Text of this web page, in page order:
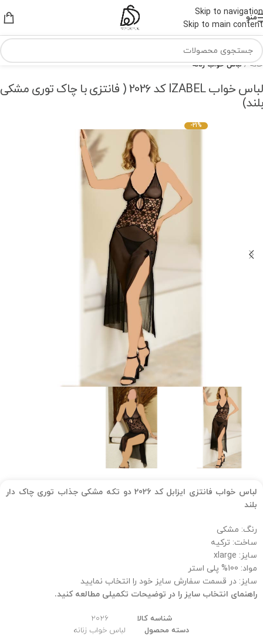
Skip to navigation
Skip to main content
منو
خانه لباس خواب زنانه
لباس خواب IZABEL کد 2026 ( فانتزی با چاک توری مشکی
بلند)
-21%
لباس خواب فانتزی ایزابل کد 2026 دو تکه مشکی جذاب توری چاک دار
بلند
رنگ: مشکی
ساخت: ترکیه
سایز: xlarge
مواد: 100% پلی استر
سایز: در قسمت سفارش سایز خود را انتخاب نمایید
راهنمای انتخاب سایز را در توضیحات تکمیلی مطالعه کنید.
شناسه کالا
2026
دسته محصول
لباس خواب زنانه